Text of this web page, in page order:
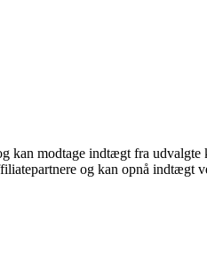
modtage indtægt fra udvalgte
og kan opnå indtægt